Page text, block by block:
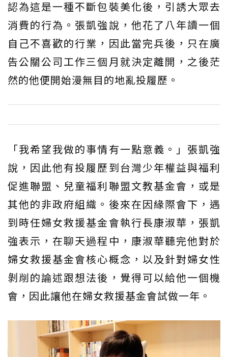
認為這是一種不斷包裝美化後，引誘大眾去
消費的行為。張凱強說，他花了八年讀一個
自己不喜歡的行業，因此當完兵後，只在廣
告公關公司工作三個月就決定離開，之後茫
然的他便開始漫無目的地亂投履歷。
「我希望我做的事情有一點意義。」張凱強
說，因此他有投履歷到台灣少年權益與福利
促進聯盟、兒童福利聯盟文教基金會，或是
其他的非政府組織。後來在因緣際會下，遇
到時任婦女救援基金會執行長康淑華，張凱
強表示，在聊天過程中，康淑華聽完他對於
婦女救援基金會核心概念，以及針對婦女性
剝削的論述跟想法後，覺得可以給他一個機
會，因此讓他在婦女救援基金會試做一年。